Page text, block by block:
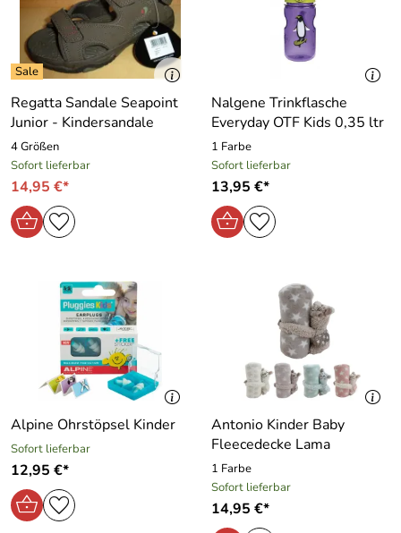
Regatta Sandale Seapoint
Junior - Kindersandale
4 Größen
Sofort lieferbar
14,95 €*
Nalgene Trinkflasche
Everyday OTF Kids 0,35 ltr
1 Farbe
Sofort lieferbar
13,95 €*
Alpine Ohrstöpsel Kinder
Sofort lieferbar
12,95 €*
Antonio Kinder Baby
Fleecedecke Lama
1 Farbe
Sofort lieferbar
14,95 €*